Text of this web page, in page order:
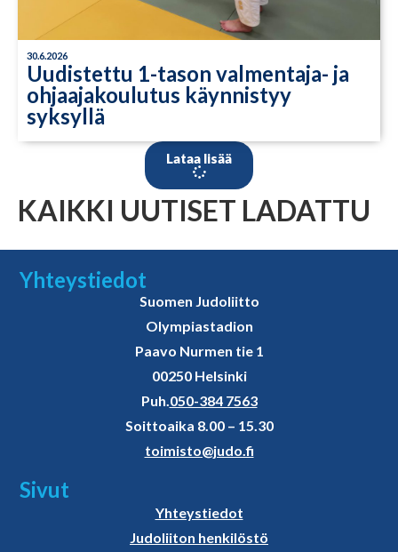
30.6.2026
Uudistettu 1-tason valmentaja- ja
ohjaajakoulutus käynnistyy
syksyllä
Lataa lisää
KAIKKI UUTISET LADATTU
Yhteystiedot
Suomen Judoliitto
Olympiastadion
Paavo Nurmen tie 1
00250 Helsinki
Puh.050-384 7563
Soittoaika 8.00 – 15.30
toimisto@judo.fi
Sivut
Yhteystiedot
Judoliiton henkilöstö